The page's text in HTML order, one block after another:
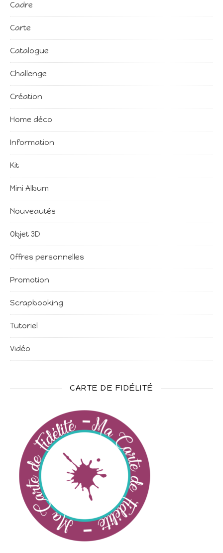
Cadre
Carte
Catalogue
Challenge
Création
Home déco
Information
Kit
Mini Album
Nouveautés
Objet 3D
Offres personnelles
Promotion
Scrapbooking
Tutoriel
Vidéo
CARTE DE FIDÉLITÉ